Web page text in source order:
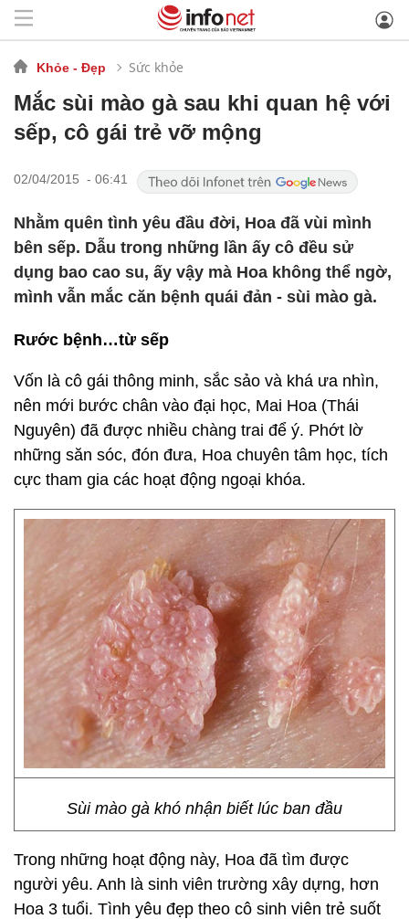
Khỏe - Đẹp Sức khỏe
Mắc sùi mào gà sau khi quan hệ với
sếp, cô gái trẻ vỡ mộng
02/04/2015 - 06:41
Nhằm quên tình yêu đầu đời, Hoa đã vùi mình
bên sếp. Dẫu trong những lần ấy cô đều sử
dụng bao cao su, ấy vậy mà Hoa không thể ngờ,
mình vẫn mắc căn bệnh quái đản - sùi mào gà.
Rước bệnh…từ sếp
Vốn là cô gái thông minh, sắc sảo và khá ưa nhìn,
nên mới bước chân vào đại học, Mai Hoa (Thái
Nguyên) đã được nhiều chàng trai để ý. Phớt lờ
những săn sóc, đón đưa, Hoa chuyên tâm học, tích
cực tham gia các hoạt động ngoại khóa.
Sùi mào gà khó nhận biết lúc ban đầu
Trong những hoạt động này, Hoa đã tìm được
người yêu. Anh là sinh viên trường xây dựng, hơn
Hoa 3 tuổi. Tình yêu đẹp theo cô sinh viên trẻ suốt